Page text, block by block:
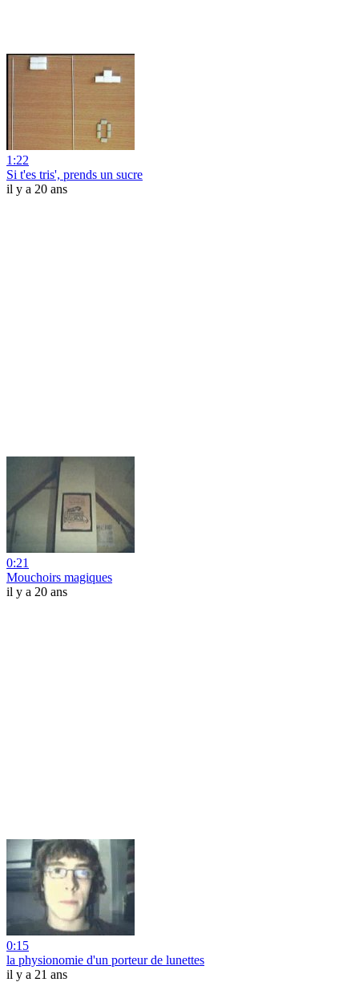
1:22
Si t'es tris', prends un sucre
il y a 20 ans
0:21
Mouchoirs magiques
il y a 20 ans
0:15
la physionomie d'un porteur de lunettes
il y a 21 ans